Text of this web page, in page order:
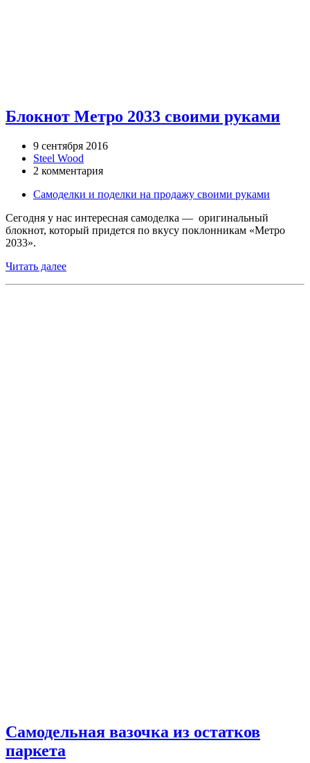
Блокнот Метро 2033 своими руками
9 сентября 2016
Steel Wood
2 комментария
Самоделки и поделки на продажу своими руками
Сегодня у нас интересная самоделка — оригинальный
блокнот, который придется по вкусу поклонникам «Метро
2033».
Читать далее
Самодельная вазочка из остатков
паркета